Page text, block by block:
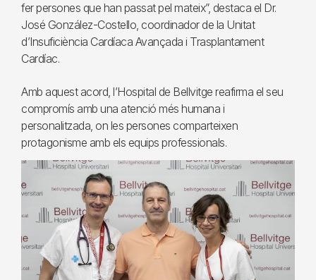
fer persones que han passat pel mateix”, destaca el Dr.
José González-Costello, coordinador de la Unitat
d’Insuficiència Cardíaca Avançada i Trasplantament
Cardíac.
Amb aquest acord, l’Hospital de Bellvitge reafirma el seu
compromís amb una atenció més humana i
personalitzada, on les persones comparteixen
protagonisme amb els equips professionals.